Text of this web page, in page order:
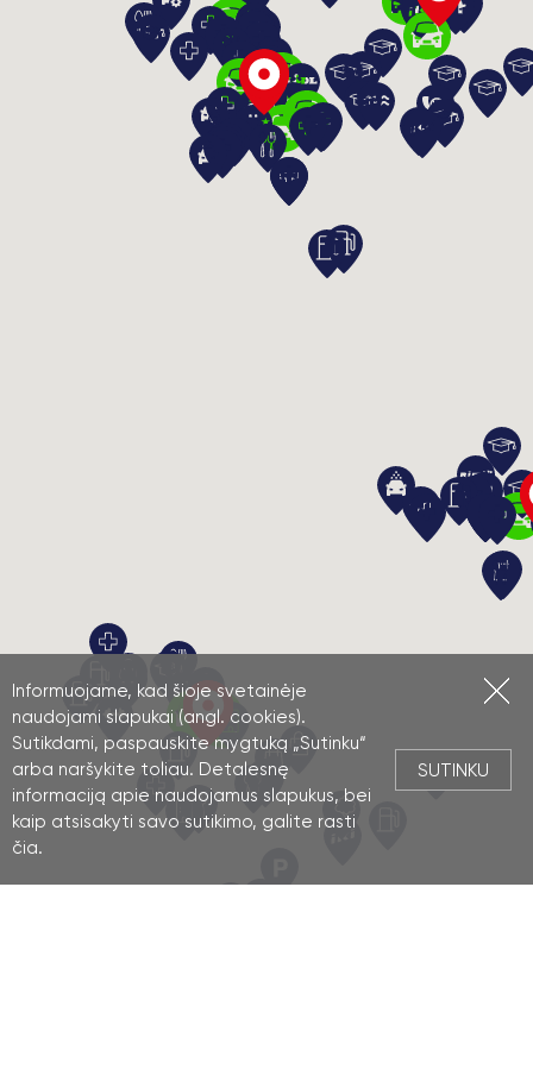
Informuojame, kad šioje svetainėje
naudojami slapukai (angl. cookies).
Sutikdami, paspauskite mygtuką „Sutinku“
arba naršykite toliau. Detalesnę
informaciją apie naudojamus slapukus, bei
kaip atsisakyti savo sutikimo, galite rasti
čia.
SUTINKU